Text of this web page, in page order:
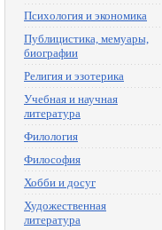
Психология и экономика
Публицистика, мемуары,
биографии
Религия и эзотерика
Учебная и научная
литература
Филология
Философия
Хобби и досуг
Художественная
литература